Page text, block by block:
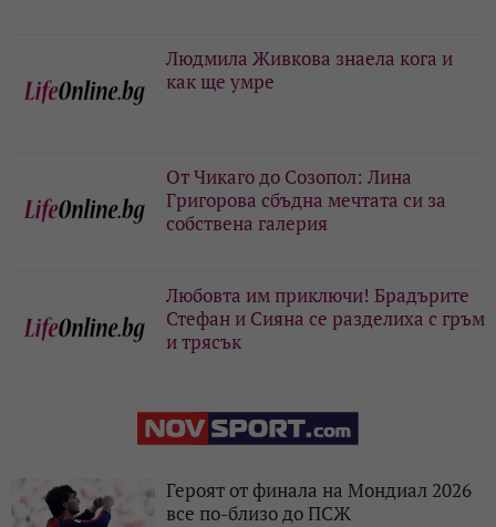
Людмила Живкова знаела кога и
как ще умре
От Чикаго до Созопол: Лина
Григорова сбъдна мечтата си за
собствена галерия
Любовта им приключи! Брадърите
Стефан и Сияна се разделиха с гръм
и трясък
Героят от финала на Мондиал 2026
все по-близо до ПСЖ